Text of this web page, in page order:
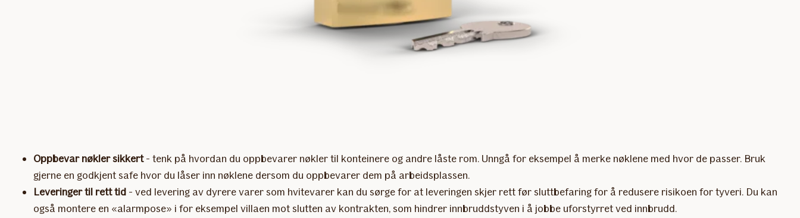
Oppbevar nøkler sikkert- tenk på hvordan du oppbevarer nøkler til konteinere og andre låste rom. Unngå for eksempel å merke nøklene med hvor de passer. Bruk
gjerne en godkjent safe hvor du låser inn nøklene dersom du oppbevarer dem på arbeidsplassen.
Leveringer til rett tid - ved levering av dyrere varer som hvitevarer kan du sørge for at leveringen skjer rett før sluttbefaring for å redusere risikoen for tyveri. Du kan
også montere en «alarmpose» i for eksempel villaen mot slutten av kontrakten, som hindrer innbruddstyven i å jobbe uforstyrret ved innbrudd.